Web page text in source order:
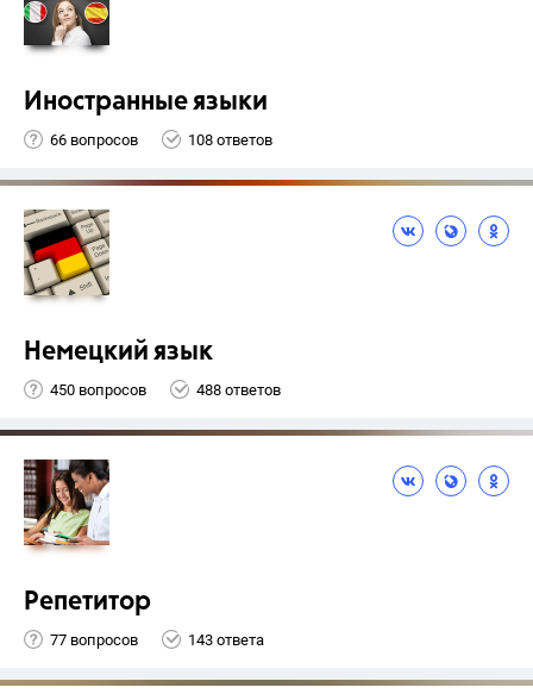
Иностранные языки
66 вопросов 108 ответов
Немецкий язык
450 вопросов 488 ответов
Репетитор
77 вопросов 143 ответа